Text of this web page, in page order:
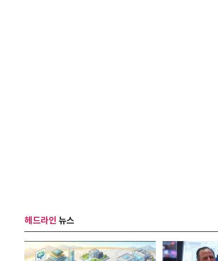
헤드라인 뉴스